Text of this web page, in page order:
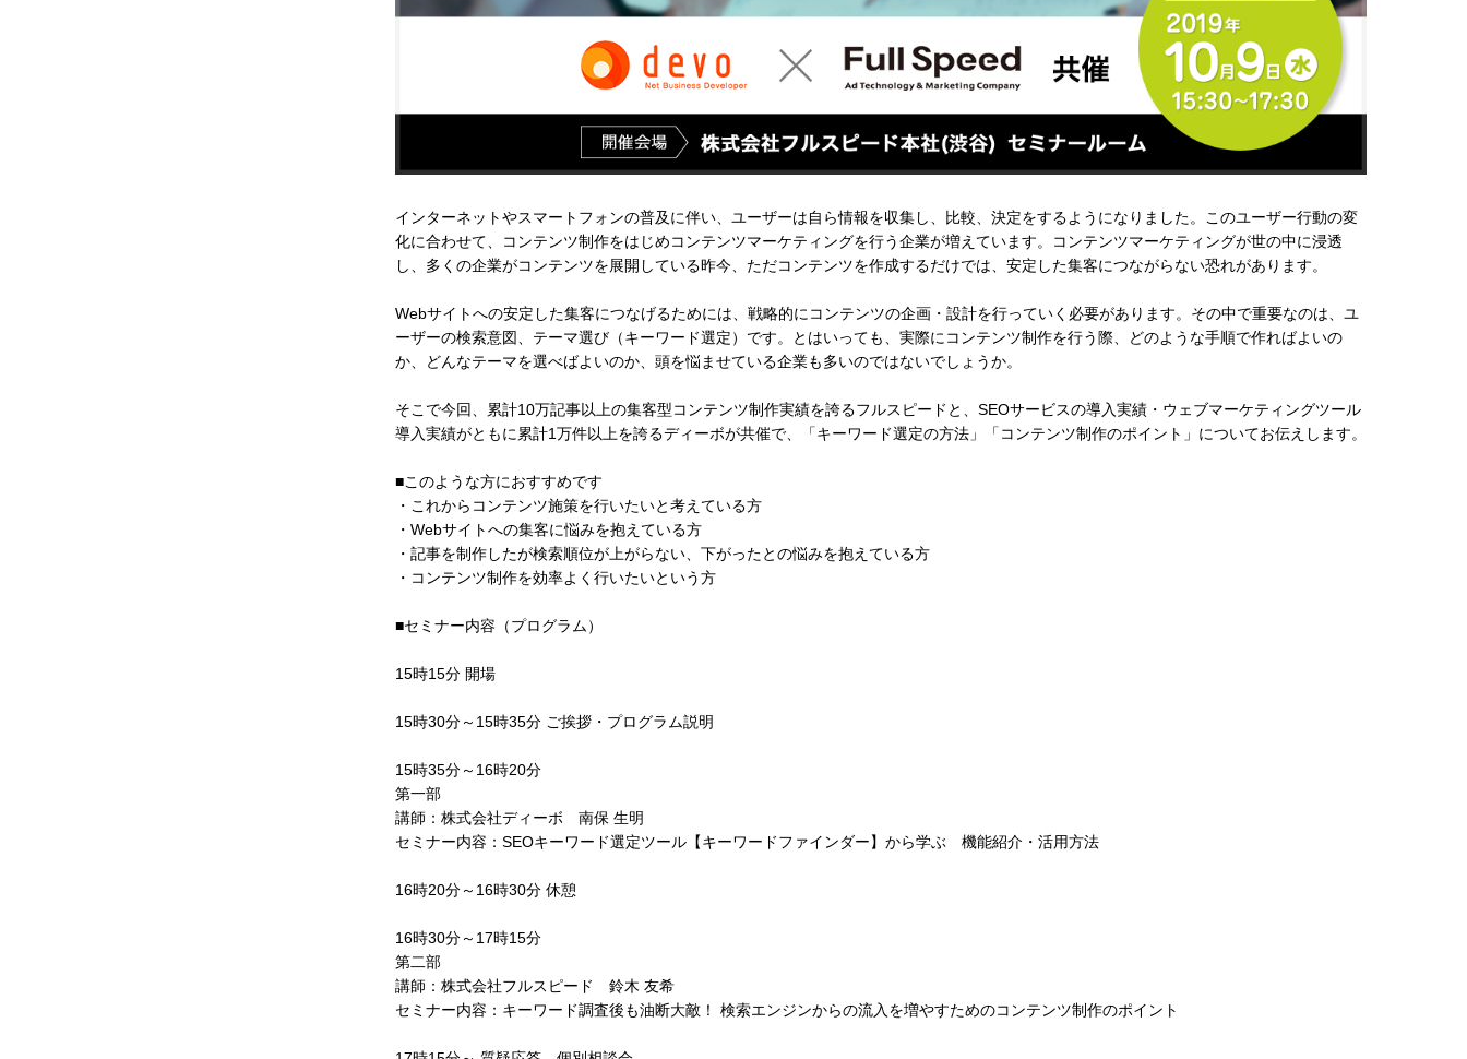
インターネットやスマートフォンの普及に伴い、ユーザーは自ら情報を収集し、比較、決定をするようになりました。このユーザー行動の変
化に合わせて、コンテンツ制作をはじめコンテンツマーケティングを行う企業が増えています。コンテンツマーケティングが世の中に浸透
し、多くの企業がコンテンツを展開している昨今、ただコンテンツを作成するだけでは、安定した集客につながらない恐れがあります。
Webサイトへの安定した集客につなげるためには、戦略的にコンテンツの企画・設計を行っていく必要があります。その中で重要なのは、ユ
ーザーの検索意図、テーマ選び（キーワード選定）です。とはいっても、実際にコンテンツ制作を行う際、どのような手順で作ればよいの
か、どんなテーマを選べばよいのか、頭を悩ませている企業も多いのではないでしょうか。
そこで今回、累計10万記事以上の集客型コンテンツ制作実績を誇るフルスピードと、SEOサービスの導入実績・ウェブマーケティングツール
導入実績がともに累計1万件以上を誇るディーボが共催で、「キーワード選定の方法」「コンテンツ制作のポイント」についてお伝えします。
■このような方におすすめです
・これからコンテンツ施策を行いたいと考えている方
・Webサイトへの集客に悩みを抱えている方
・記事を制作したが検索順位が上がらない、下がったとの悩みを抱えている方
・コンテンツ制作を効率よく行いたいという方
■セミナー内容（プログラム）
15時15分 開場
15時30分～15時35分 ご挨拶・プログラム説明
15時35分～16時20分
第一部
講師：株式会社ディーボ 南保 生明
セミナー内容：SEOキーワード選定ツール【キーワードファインダー】から学ぶ 機能紹介・活用方法
16時20分～16時30分 休憩
16時30分～17時15分
第二部
講師：株式会社フルスピード 鈴木 友希
セミナー内容：キーワード調査後も油断大敵！ 検索エンジンからの流入を増やすためのコンテンツ制作のポイント